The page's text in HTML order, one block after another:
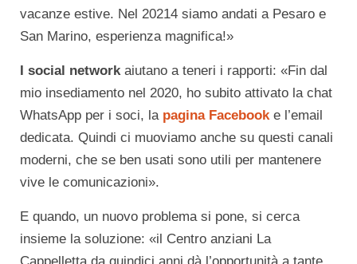
vacanze estive. Nel 20214 siamo andati a Pesaro e
San Marino, esperienza magnifica!»
I social network aiutano a teneri i rapporti: «Fin dal
mio insediamento nel 2020, ho subito attivato la chat
WhatsApp per i soci, la pagina Facebook e l’email
dedicata. Quindi ci muoviamo anche su questi canali
moderni, che se ben usati sono utili per mantenere
vive le comunicazioni».
E quando, un nuovo problema si pone, si cerca
insieme la soluzione: «il Centro anziani La
Cappelletta da quindici anni dà l’opportunità a tante